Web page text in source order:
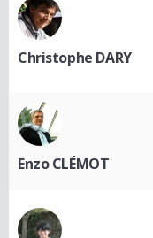
Christophe DARY
Enzo CLÉMOT